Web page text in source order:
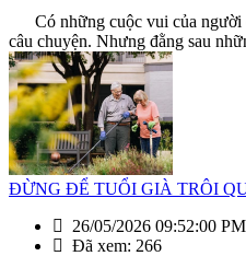
Có những cuộc vui của người
câu chuyện. Nhưng đằng sau
ĐỪNG ĐỂ TUỔI GIÀ TRÔI
26/05/2026 09:52:00 PM
Đã xem: 266